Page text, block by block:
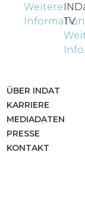
Weitere
TV.
ÜBER INDAT
KARRIERE
MEDIADATEN
PRESSE
KONTAKT